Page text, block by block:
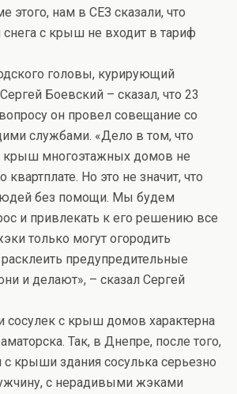
этого, нам в СЕЗ сказали, что
снега с крыш не входит в тариф
головы, курирующий
Боевский – сказал, что 23
он провел совещание со
службами. «Дело в том, что
крыш многоэтажных домов не
квартплате. Но это не значит, что
без помощи. Мы будем
и привлекать к его решению все
только могут огородить
предупредительные
и делают», – сказал Сергей
сосулек с крыш домов характерна
Так, в Днепре, после того,
с крыши здания сосулька серьезно
с нерадивыми жэками